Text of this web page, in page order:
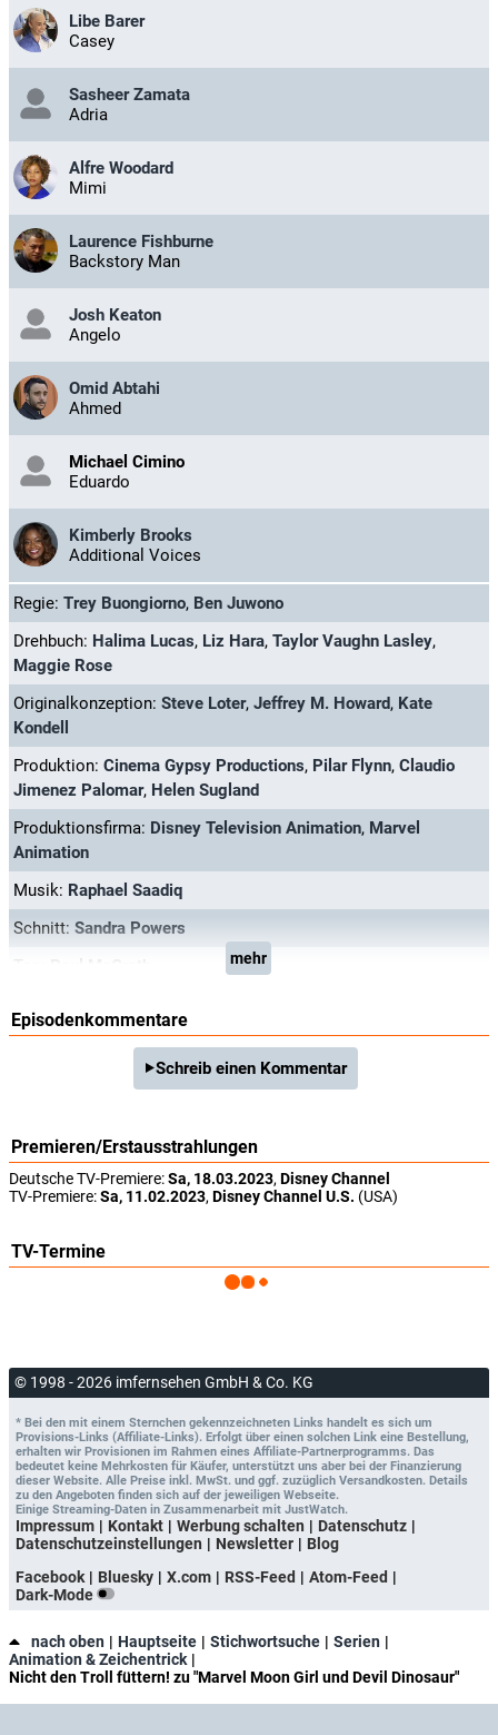
Libe Barer
Casey
Sasheer Zamata
Adria
Alfre Woodard
Mimi
Laurence Fishburne
Backstory Man
Josh Keaton
Angelo
Omid Abtahi
Ahmed
Michael Cimino
Eduardo
Kimberly Brooks
Additional Voices
Regie: Trey Buongiorno, Ben Juwono
Drehbuch: Halima Lucas, Liz Hara, Taylor Vaughn Lasley,
Maggie Rose
Originalkonzeption: Steve Loter, Jeffrey M. Howard, Kate
Kondell
Produktion: Cinema Gypsy Productions, Pilar Flynn, Claudio
Jimenez Palomar, Helen Sugland
Produktionsfirma: Disney Television Animation, Marvel
Animation
Musik: Raphael Saadiq
Schnitt: Sandra Powers
Paul McGrath mehr
Episodenkommentare
Schreib einen Kommentar
Premieren/Erstausstrahlungen
Deutsche TV-Premiere:Sa, 18.03.2023, Disney Channel
TV-Premiere:Sa, 11.02.2023, Disney Channel U.S. (USA)
TV-Termine
© 1998 - 2026 imfernsehen GmbH & Co. KG
* Bei den mit einem Sternchen gekennzeichneten Links handelt es sich um
Provisions-Links (Affiliate-Links). Erfolgt über einen solchen Link eine Bestellung,
erhalten wir Provisionen im Rahmen eines Affiliate-Partnerprogramms. Das
bedeutet keine Mehrkosten für Käufer, unterstützt uns aber bei der Finanzierung
dieser Website. Alle Preise inkl. MwSt. und ggf. zuzüglich Versandkosten. Details
zu den Angeboten finden sich auf der jeweiligen Webseite.
Einige Streaming-Daten in Zusammenarbeit mit JustWatch.
Impressum Kontakt Werbung schalten
Datenschutz
Datenschutzeinstellungen
Newsletter
Blog
Facebook
Bluesky X.com RSS-Feed
Atom-Feed
Dark-Mode
nach oben Hauptseite Stichwortsuche
Serien
Animation & Zeichentrick
Nicht den Troll füttern! zu "Marvel Moon Girl und Devil Dinosaur"